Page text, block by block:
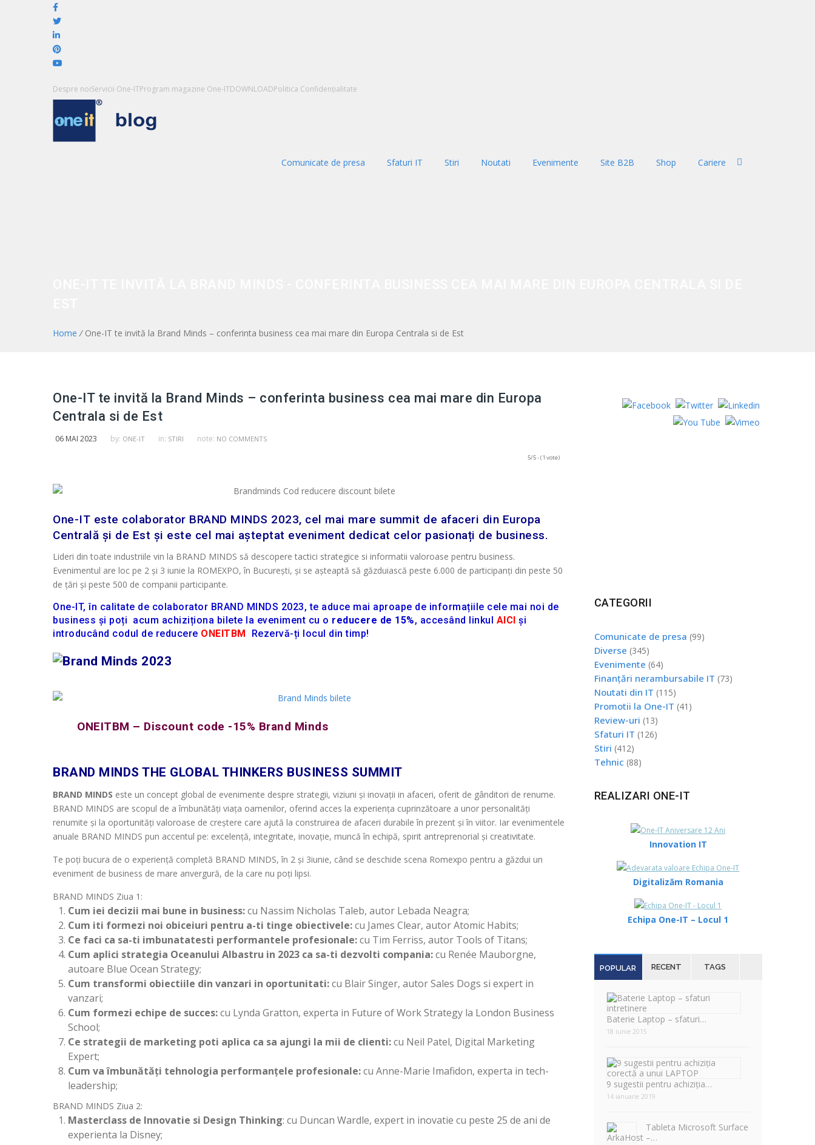
Despre noiServicii One-ITProgram magazine One-ITDOWNLOADPolitica Confidențialitate
Comunicate de presa Sfaturi IT Stiri Noutati Evenimente Site B2B Shop Cariere
Home / One-IT te invită la Brand Minds – conferinta business cea mai mare din Europa Centrala si de Est
One-IT te invită la Brand Minds – conferinta business cea mai mare din Europa
Centrala si de Est
06 MAI 2023 by: ONE-IT in: STIRI note: NO COMMENTS
5/5 - (1 vote)
One-IT este colaborator BRAND MINDS 2023, cel mai mare summit de afaceri din Europa
Centrală și de Est și este cel mai așteptat eveniment dedicat celor pasionați de business.
Lideri din toate industriile vin la BRAND MINDS să descopere tactici strategice si informatii valoroase pentru business.
Evenimentul are loc pe 2 și 3 iunie la ROMEXPO, în București, și se așteaptă să găzduiască peste 6.000 de participanți din peste 50
de țări și peste 500 de companii participante.
One-IT, în calitate de colaborator BRAND MINDS 2023, te aduce mai aproape de informațiile cele mai noi de
business și poți acum achiziționa bilete la eveniment cu o reducere de 15%, accesând linkul AICI și
introducând codul de reducere ONEITBM Rezervă-ți locul din timp!
ONEITBM – Discount code -15% Brand Minds
BRAND MINDS THE GLOBAL THINKERS BUSINESS SUMMIT
BRAND MINDS este un concept global de evenimente despre strategii, viziuni și inovații in afaceri, oferit de gânditori de renume.
BRAND MINDS are scopul de a îmbunătăți viața oamenilor, oferind acces la experiența cuprinzătoare a unor personalități
renumite și la oportunități valoroase de creștere care ajută la construirea de afaceri durabile în prezent și în viitor. Iar evenimentele
anuale BRAND MINDS pun accentul pe: excelență, integritate, inovație, muncă în echipă, spirit antreprenorial și creativitate.
Te poți bucura de o experiență completă BRAND MINDS, în 2 și 3iunie, când se deschide scena Romexpo pentru a găzdui un
eveniment de business de mare anvergură, de la care nu poți lipsi.
BRAND MINDS Ziua 1:
Cum iei decizii mai bune in business:cu Nassim Nicholas Taleb, autor Lebada Neagra;
Cum iti formezi noi obiceiuri pentru a-ti tinge obiectivele:cu James Clear, autor Atomic Habits;
Ce faci ca sa-ti imbunatatesti performantele profesionale:cu Tim Ferriss, autor Tools of Titans;
Cum aplici strategia Oceanului Albastru in 2023 ca sa-ti dezvolti compania:cu Renée Mauborgne,
autoare Blue Ocean Strategy;
Cum transformi obiectiile din vanzari in oportunitati:cu Blair Singer, autor Sales Dogs si expert in
vanzari;
Cum formezi echipe de succes:cu Lynda Gratton, experta in Future of Work Strategy la London Business
School;
Ce strategii de marketing poti aplica ca sa ajungi la mii de clienti:cu Neil Patel, Digital Marketing
Expert;
Cum va îmbunătăți tehnologia performanțele profesionale:cu Anne-Marie Imafidon, experta in tech-
leadership;
BRAND MINDS Ziua 2:
Masterclass de Innovatie si Design Thinking: cu Duncan Wardle, expert in inovatie cu peste 25 de ani de
experienta la Disney;
CATEGORII
Comunicate de presa (99)
Diverse (345)
Evenimente (64)
Finanțări nerambursabile IT (73)
Noutati din IT (115)
Promotii la One-IT (41)
Review-uri (13)
Sfaturi IT (126)
Stiri (412)
Tehnic (88)
REALIZARI ONE-IT
Innovation IT
Digitalizăm Romania
Echipa One-IT – Locul 1
POPULAR RECENT TAGS
Baterie Laptop – sfaturi…
18 iunie 2015
9 sugestii pentru achiziția…
14 ianuarie 2019
Tableta Microsoft Surface
–…